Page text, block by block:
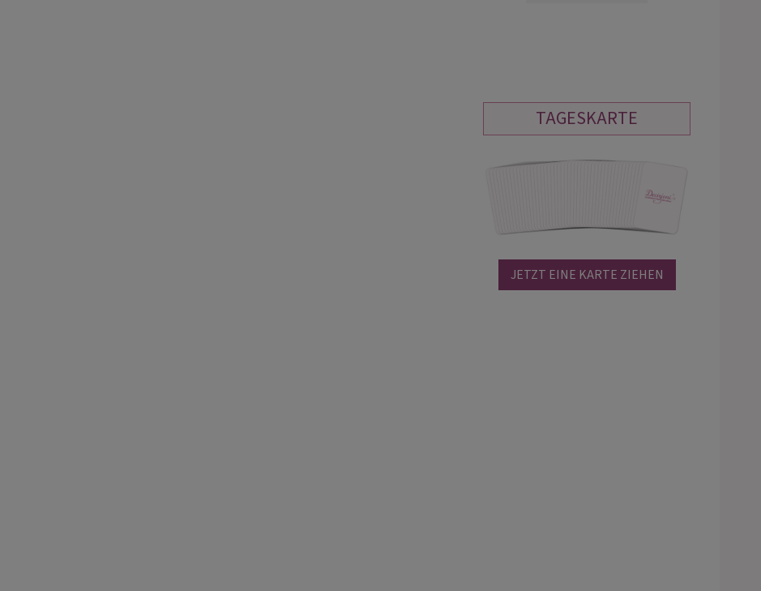
TAGESKARTE
JETZT EINE KARTE ZIEHEN